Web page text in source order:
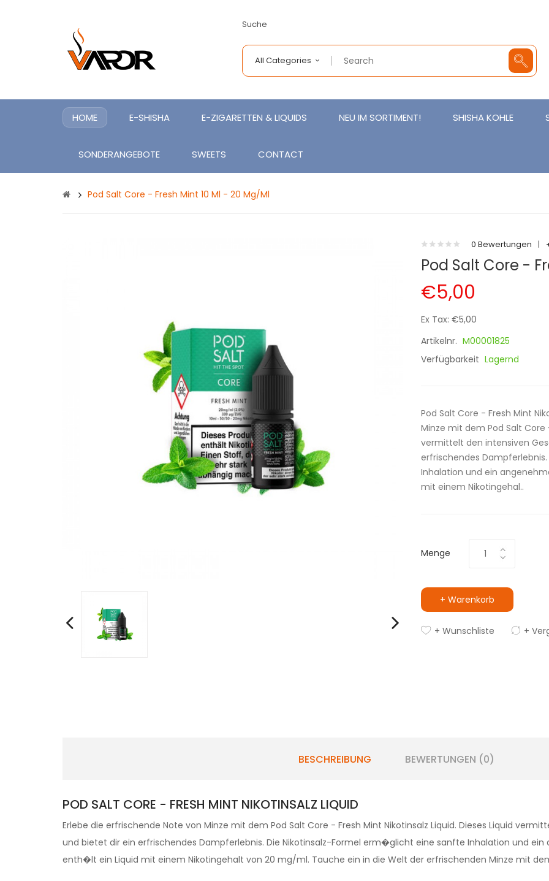
Suche
All Categories
HOME E-SHISHA E-ZIGARETTEN & LIQUIDS NEU IM SORTIMENT! SHISHA KOHLE
SONDERANGEBOTE SWEETS CONTACT
Pod Salt Core - Fresh Mint 10 Ml - 20 Mg/ml
0 Bewertungen |
Pod Salt Core -
€5,00
Ex Tax: €5,00
Artikelnr. M00001825
Verfügbarkeit Lagernd
Pod Salt Core - Fresh Mint
Minze mit dem Pod Salt Core
vermittelt den intensiven
erfrischendes
Inhalation und ein
mit einem Nikotingehal..
Menge
+ Warenkorb
+ Wunschliste +
BESCHREIBUNG BEWERTUNGEN (0)
POD SALT CORE - FRESH MINT NIKOTINSALZ LIQUID
Erlebe die erfrischende Note von Minze mit dem Pod Salt Core - Fresh Mint Nikotinsalz Liquid. Dieses Liquid
und bietet dir ein erfrischendes Dampferlebnis. Die Nikotinsalz-Formel erm�glicht eine sanfte Inhalation und
enth�lt ein Liquid mit einem Nikotingehalt von 20 mg/ml. Tauche ein in die Welt der erfrischenden Minze mit